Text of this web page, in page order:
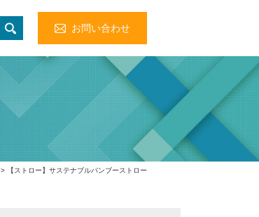
お問い合わせ
> 【ストロー】サステナブルバンブーストロー